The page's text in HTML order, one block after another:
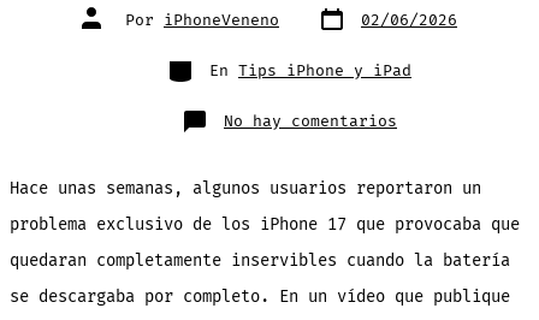
Autor
de Por iPhoneVeneno Fecha
de 02/06/2026
Categorías
En Tips iPhone y iPad
No hay comentarios
¿Tu
NO
Carga
se
Queda
sin
Batería?
lo
ha
Hace unas semanas, algunos usuarios reportaron un
problema exclusivo de los iPhone 17 que provocaba que
quedaran completamente inservibles cuando la batería
se descargaba por completo. En un vídeo que publique